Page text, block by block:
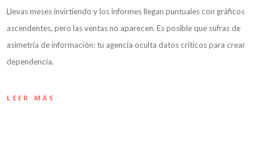
Llevas meses invirtiendo y los informes llegan puntuales con gráficos
ascendentes, pero las ventas no aparecen. Es posible que sufras de
asimetría de información: tu agencia oculta datos críticos para crear
dependencia.
LEER MÁS